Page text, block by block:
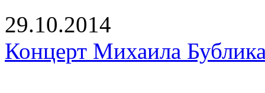
29.10.2014
Концерт Михаила